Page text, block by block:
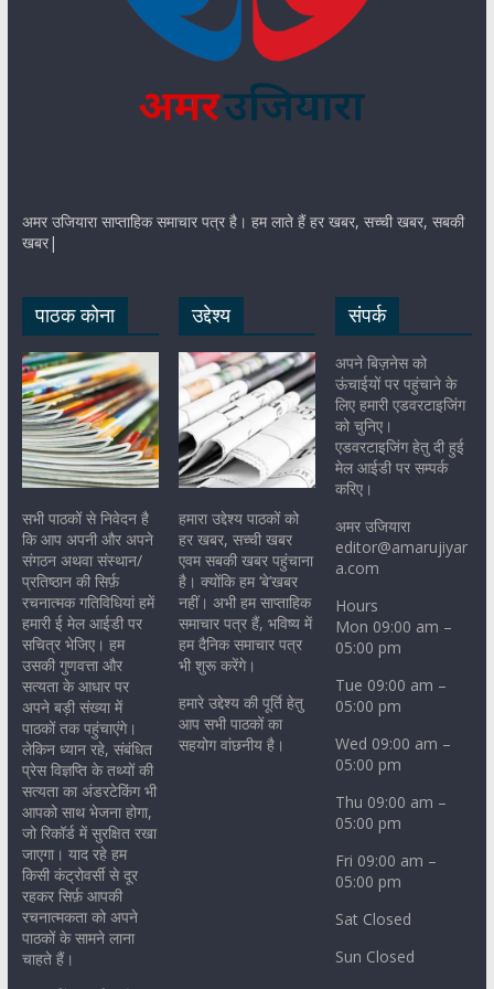
अमर उजियारा साप्ताहिक समाचार पत्र है। हम लाते हैं हर खबर, सच्ची खबर, सबकी
खबर|
पाठक कोना
सभी पाठकों से निवेदन है
कि आप अपनी और अपने
संगठन अथवा संस्थान/
प्रतिष्ठान की सिर्फ़
रचनात्मक गतिविधियां हमें
हमारी ई मेल आईडी पर
सचित्र भेजिए। हम
उसकी गुणवत्ता और
सत्यता के आधार पर
अपने बड़ी संख्या में
पाठकों तक पहुंचाएंगे।
लेकिन ध्यान रहे, संबंधित
प्रेस विज्ञप्ति के तथ्यों की
सत्यता का अंडरटेकिंग भी
आपको साथ भेजना होगा,
जो रिकॉर्ड में सुरक्षित रखा
जाएगा। याद रहे हम
किसी कंट्रोवर्सी से दूर
रहकर सिर्फ़ आपकी
रचनात्मकता को अपने
पाठकों के सामने लाना
चाहते हैं।
उद्देश्य
हमारा उद्देश्य पाठकों को
हर खबर, सच्ची खबर
एवम सबकी खबर पहुंचाना
है। क्योंकि हम ‘बे’खबर
नहीं। अभी हम साप्ताहिक
समाचार पत्र हैं, भविष्य में
हम दैनिक समाचार पत्र
भी शुरू करेंगे।
हमारे उद्देश्य की पूर्ति हेतु
आप सभी पाठकों का
सहयोग वांछनीय है।
संपर्क
अपने बिज़नेस को
ऊंचाईयों पर पहुंचाने के
लिए हमारी एडवरटाइजिंग
को चुनिए।
एडवरटाइजिंग हेतु दी हुई
मेल आईडी पर सम्पर्क
करिए।
अमर उजियारा
editor@amarujiyar
a.com
Hours
Mon 09:00 am –
05:00 pm
Tue 09:00 am –
05:00 pm
Wed 09:00 am –
05:00 pm
Thu 09:00 am –
05:00 pm
Fri 09:00 am –
05:00 pm
Sat Closed
Sun Closed